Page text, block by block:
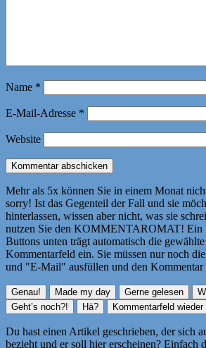
Name *
E-Mail-Adresse *
Website
Mehr als 5x können Sie in einem Monat
sorry! Ist das Gegenteil der Fall und sie
hinterlassen, wissen aber nicht, was sie
nutzen Sie den KOMMENTAROMAT! Ein
Buttons unten trägt automatisch die
Kommentarfeld ein. Sie müssen nur noch
und "E-Mail" ausfüllen und den Kommentar
Du hast einen Artikel geschrieben, der sich
bezieht und er soll hier erscheinen? Einfach